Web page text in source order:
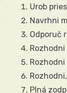
Urob
Navrhni
Odporuč
Plná